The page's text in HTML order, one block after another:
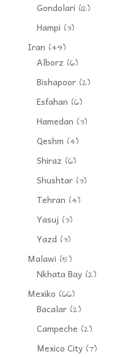
Gondolari (12)
Hampi (3)
Iran (49)
Alborz (6)
Bishapoor(2)
Esfahan (6)
Hamedan (3)
Qeshm (4)
Shiraz (6)
Shushtar(3)
Tehran (4)
Yasuj (3)
Yazd(3)
Malawi (5)
Nkhata Bay(2)
Mexiko (66)
Bacalar(2)
Campeche (2)
Mexico City(7)